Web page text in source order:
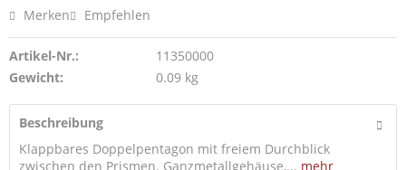
Merken Empfehlen
Artikel-Nr.:
11350000
Gewicht:
0.09 kg
Beschreibung
Klappbares Doppelpentagon mit freiem Durchblick
zwischen den Prismen. Ganzmetallgehäuse,... mehr